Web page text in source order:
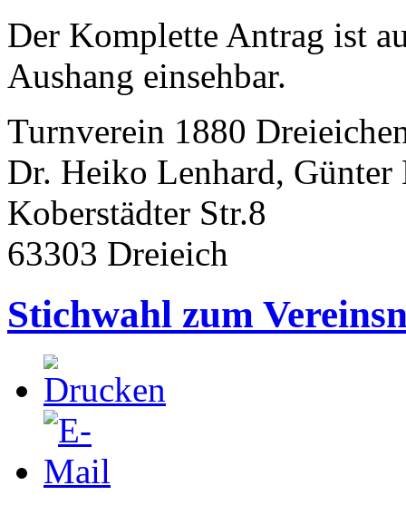
Der Komplette Antrag ist
Aushang einsehbar.
Turnverein 1880
Dr. Heiko Lenhard, Günter
Koberstädter Str.8
63303 Dreieich
Stichwahl zum